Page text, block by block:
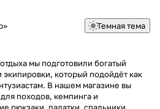
Темная тема
мы подготовили богатый
который подойдёт как
В нашем магазине вы
походов, кемпинга и